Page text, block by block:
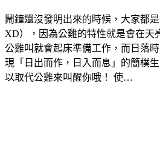
鬧鐘還沒發明出來的時候，大家都
XD），因為公雞的特性就是會在天
公雞叫就會起床準備工作，而日落
現「日出而作，日入而息」的簡樸
以取代公雞來叫醒你哦！ 使…